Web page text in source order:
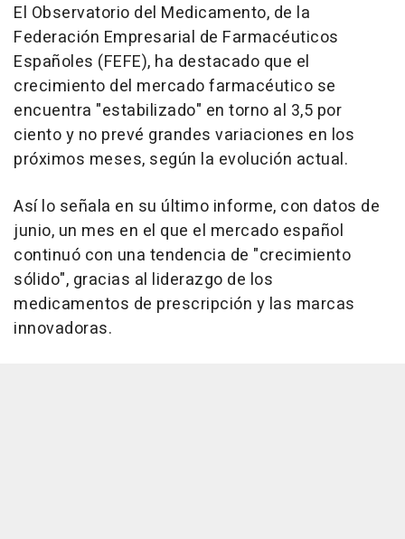
El Observatorio del Medicamento, de la
Federación Empresarial de Farmacéuticos
Españoles (FEFE), ha destacado que el
crecimiento del mercado farmacéutico se
encuentra "estabilizado" en torno al 3,5 por
ciento y no prevé grandes variaciones en los
próximos meses, según la evolución actual.
Así lo señala en su último informe, con datos de
junio, un mes en el que el mercado español
continuó con una tendencia de "crecimiento
sólido", gracias al liderazgo de los
medicamentos de prescripción y las marcas
innovadoras.